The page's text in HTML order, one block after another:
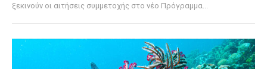
ξεκινούν οι αιτήσεις συμμετοχής στο νέο Πρόγραμμα...